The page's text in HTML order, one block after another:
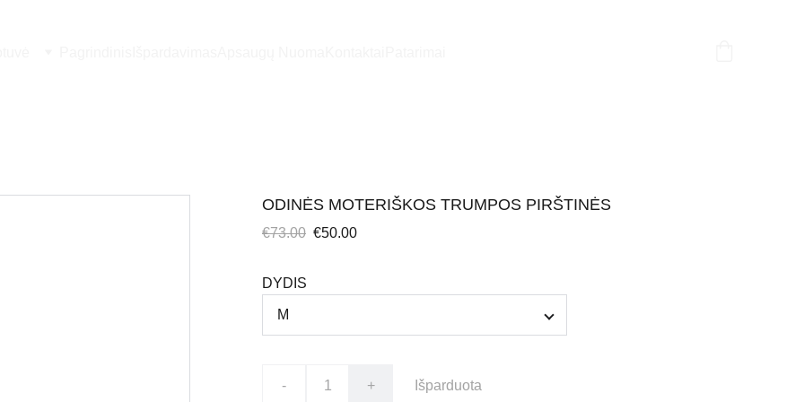
ODINĖS MOTERIŠKOS TRUMPOS PIRŠTINĖS
€73.00 €50.00
DYDIS
- + Išparduota